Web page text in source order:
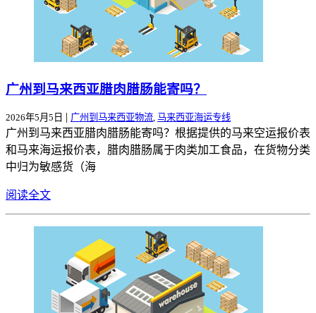
广州到马来西亚腊肉腊肠能寄吗？
2026年5月5日 | 广州到马来西亚物流, 马来西亚海运专线
广州到马来西亚腊肉腊肠能寄吗？根据提供的马来空运报价表
和马来海运报价表，腊肉腊肠属于肉类加工食品，在货物分类
中归为敏感货（海
阅读全文